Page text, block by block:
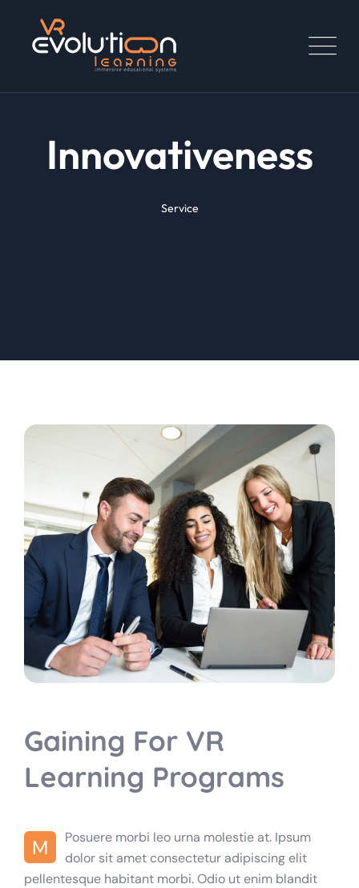
Innovativeness
Service
Gaining For VR
Learning Programs
M
Posuere morbi leo urna molestie at. Ipsum
dolor sit amet consectetur adipiscing elit
pellentesque habitant morbi. Odio ut enim blandit